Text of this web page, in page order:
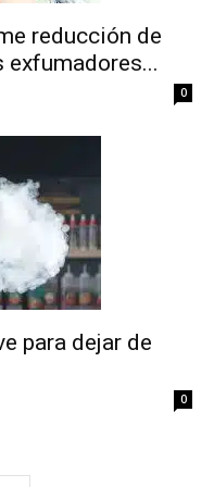
reducción de
0
para dejar de
0